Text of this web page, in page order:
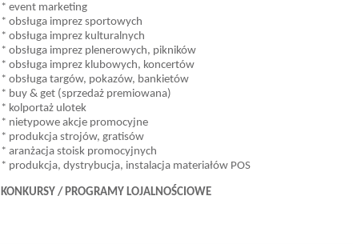
* event marketing
* obsługa imprez sportowych
* obsługa imprez kulturalnych
* obsługa imprez plenerowych, pikników
* obsługa imprez klubowych, koncertów
* obsługa targów, pokazów, bankietów
* buy & get (sprzedaż premiowana)
* kolportaż ulotek
* nietypowe akcje promocyjne
* produkcja strojów, gratisów
* aranżacja stoisk promocyjnych
* produkcja, dystrybucja, instalacja materiałów POS
KONKURSY / PROGRAMY LOJALNOŚCIOWE